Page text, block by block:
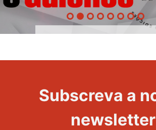
Evento
Subscreva a
newsletter